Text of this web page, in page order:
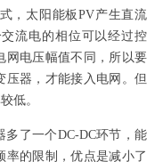
太阳能板PV产生直流
流电的相位可以经过控
网电压幅值不同，所以要
压器，才能接入电网。但
低。
了一个DC-DC环节，能
率的限制，优点是减小了